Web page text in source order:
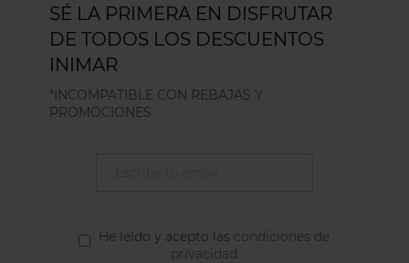
SÉ LA PRIMERA EN DISFRUTAR
DE TODOS LOS DESCUENTOS
INIMAR
*INCOMPATIBLE CON REBAJAS Y
PROMOCIONES
He leído y acepto las condiciones de
privacidad